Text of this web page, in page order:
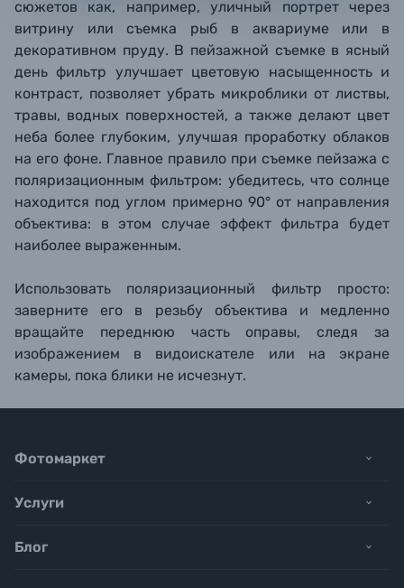
сюжетов как, например, уличный портрет через
витрину или съемка рыб в аквариуме или в
декоративном пруду. В пейзажной съемке в ясный
день фильтр улучшает цветовую насыщенность и
контраст, позволяет убрать микроблики от листвы,
травы, водных поверхностей, а также делают цвет
неба более глубоким, улучшая проработку облаков
на его фоне. Главное правило при съемке пейзажа с
поляризационным фильтром: убедитесь, что солнце
находится под углом примерно 90° от направления
объектива: в этом случае эффект фильтра будет
наиболее выраженным.
Использовать поляризационный фильтр просто:
заверните его в резьбу объектива и медленно
вращайте переднюю часть оправы, следя за
изображением в видоискателе или на экране
камеры, пока блики не исчезнут.
Фотомаркет
Услуги
Блог